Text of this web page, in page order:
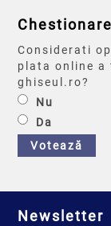
Chestionare
Considerati
plata online
ghiseul.ro?
Nu
Da
Votează
Newsletter